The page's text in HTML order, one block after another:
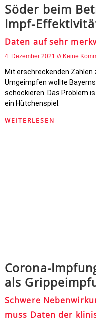
Söder beim
Impf-
Daten auf sehr
4. Dezember 2021 Keine
Mit erschreckenden Zahlen
Umgeimpfen wollte
schockieren. Das Problem
ein Hütchenspiel.
WEITERLESEN
Corona-
als
Schwere
muss Daten der